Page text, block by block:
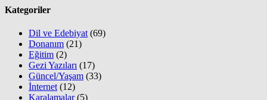
Kategoriler
Dil ve Edebiyat (69)
Donanım (21)
Eğitim (2)
Gezi Yazıları (17)
Güncel/Yaşam (33)
İnternet (12)
Karalamalar(5)